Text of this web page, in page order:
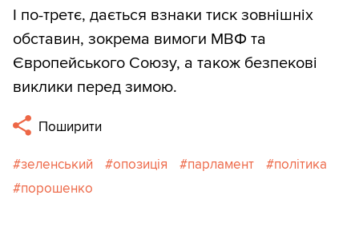
І по-третє, дається взнаки тиск зовнішніх
обставин, зокрема вимоги МВФ та
Європейського Союзу, а також безпекові
виклики перед зимою.
Поширити
зеленський опозиція парламент
політика
порошенко